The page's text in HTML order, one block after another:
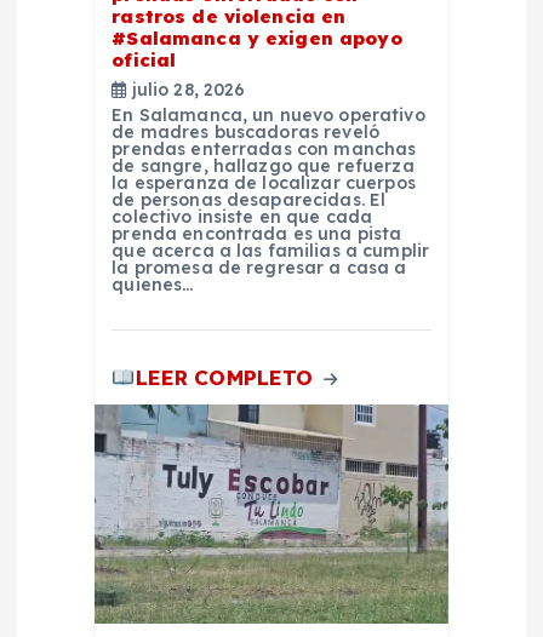
rastros de violencia en
#Salamanca y exigen apoyo
oficial
julio 28, 2026
En Salamanca, un nuevo operativo
de madres buscadoras reveló
prendas enterradas con manchas
de sangre, hallazgo que refuerza
la esperanza de localizar cuerpos
de personas desaparecidas. El
colectivo insiste en que cada
prenda encontrada es una pista
que acerca a las familias a cumplir
la promesa de regresar a casa a
quienes…
LEER COMPLETO